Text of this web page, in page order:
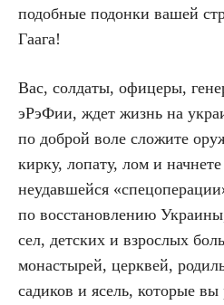
подобные подонки вашей
Гаага!
Вас, солдаты, офицеры,
эРэФии, ждет жизнь на
по доброй воле сложите
кирку, лопату, лом и
неудавшейся
по восстановлению
сел, детских и взрослых
монастырей, церквей,
садиков и ясель, которые